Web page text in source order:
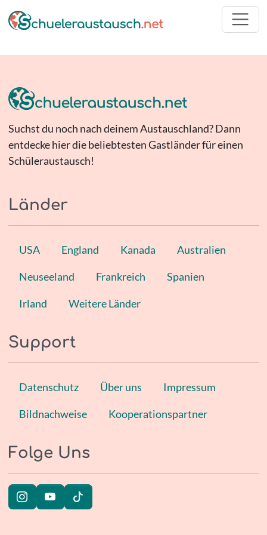
Suchst du noch nach deinem Austauschland? Dann
entdecke hier die beliebtesten Gastländer für einen
Schüleraustausch!
Länder
USA England Kanada Australien
Neuseeland Frankreich Spanien
Irland Weitere Länder
Support
Datenschutz Über uns Impressum
Bildnachweise Kooperationspartner
Folge Uns